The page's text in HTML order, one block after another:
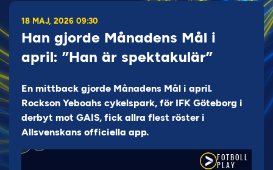
18 MAJ, 2026 09:30
Han gjorde Månadens Mål i
april: ”Han är spektakulär”
En mittback gjorde Månadens Mål i april.
Rockson Yeboahs cykelspark, för IFK Göteborg i
derbyt mot GAIS, fick allra flest röster i
Allsvenskans officiella app.